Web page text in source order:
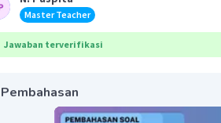
Master Teacher
Jawaban terverifikasi
Pembahasan